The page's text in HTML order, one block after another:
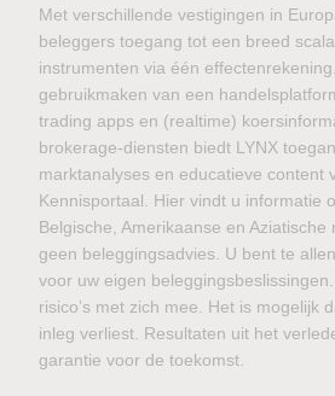
Met verschillende vestigingen in
beleggers toegang tot een breed
instrumenten via één
gebruikmaken van een
trading apps en (realtime)
brokerage-diensten biedt LYNX
marktanalyses en educatieve content
Kennisportaal. Hier vindt u informatie
Belgische, Amerikaanse en Aziatische
geen beleggingsadvies. U bent te
voor uw eigen
risico’s met zich mee. Het is mogelijk
inleg verliest. Resultaten uit het
garantie voor de toekomst.